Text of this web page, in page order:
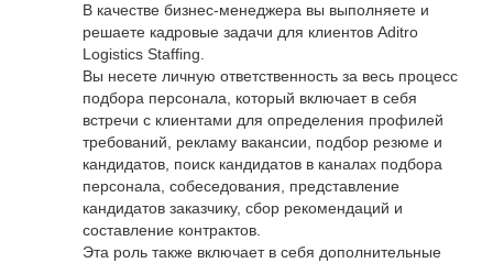
В качестве бизнес-менеджера вы выполняете и
решаете кадровые задачи для клиентов Aditro
Logistics Staffing.
Вы несете личную ответственность за весь процесс
подбора персонала, который включает в себя
встречи с клиентами для определения профилей
требований, рекламу вакансии, подбор резюме и
кандидатов, поиск кандидатов в каналах подбора
персонала, собеседования, представление
кандидатов заказчику, сбор рекомендаций и
составление контрактов.
Эта роль также включает в себя дополнительные